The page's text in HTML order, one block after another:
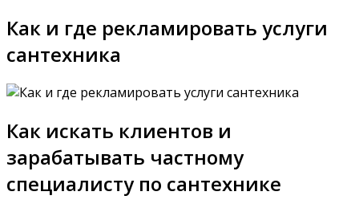
Как и где рекламировать услуги
сантехника
Как искать клиентов и
зарабатывать частному
специалисту по сантехнике